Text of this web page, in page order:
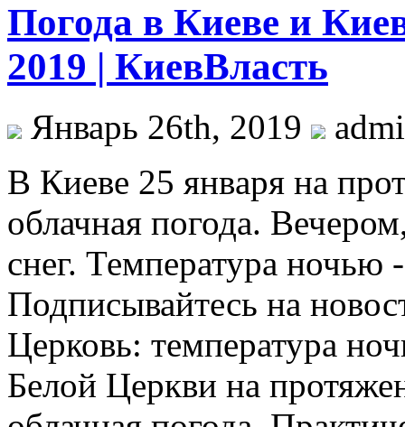
Погода в Киеве и
2019 | КиевВласть
Январь 26th, 2019
В Киeвe 25 янвaря нa
облачная погода.
снег. Температура
Подписывайтесь на
Церковь: температура
Белой Церкви на